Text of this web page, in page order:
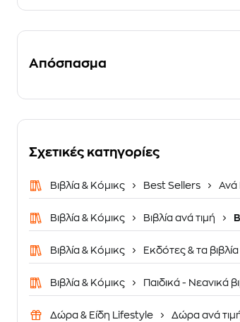
Απόσπασμα
Σχετικές κατηγορίες
Βιβλία & Κόμικς Best Sellers Ανά
Βιβλία & Κόμικς Βιβλία ανά τιμή
Βιβλία & Κόμικς Εκδότες & τα
Βιβλία & Κόμικς Παιδικά - Νεανικά
Δώρα & Είδη Lifestyle Δώρα ανά